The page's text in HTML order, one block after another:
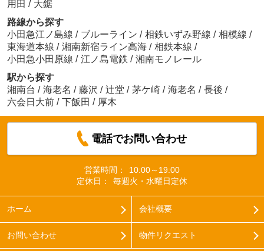
用田 / 大鋸
路線から探す
小田急江ノ島線 / ブルーライン / 相鉄いずみ野線 / 相模線 /
東海道本線 / 湘南新宿ライン高海 / 相鉄本線 /
小田急小田原線 / 江ノ島電鉄 / 湘南モノレール
駅から探す
湘南台 / 海老名 / 藤沢 / 辻堂 / 茅ケ崎 / 海老名 / 長後 /
六会日大前 / 下飯田 / 厚木
電話でお問い合わせ
営業時間：
10:00～19:00
定休日：
毎週火・水曜日定休
ホーム 会社概要
お問い合わせ 物件リクエスト